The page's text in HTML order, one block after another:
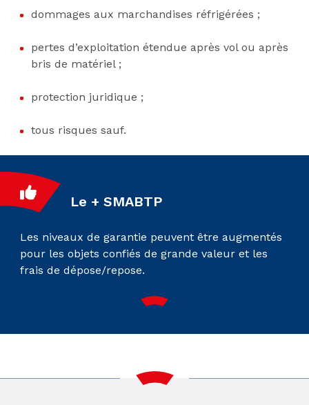
dommages aux marchandises réfrigérées ;
pertes d’exploitation étendue après vol ou après
bris de matériel ;
protection juridique ;
tous risques sauf.
Le + SMABTP
Les niveaux de garantie peuvent être augmentés
pour les objets confiés de grande valeur et les
frais de dépose/repose.